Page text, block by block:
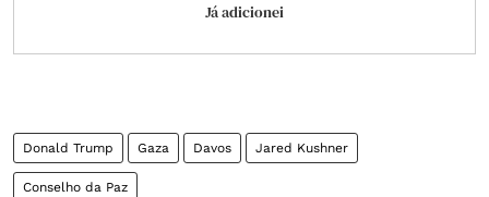
Já adicionei
Donald Trump Gaza Davos Jared Kushner
Conselho da Paz